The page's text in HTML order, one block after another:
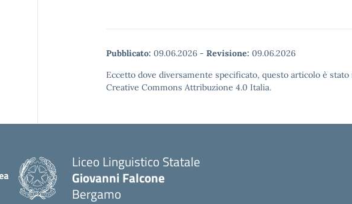
Pubblicato: 09.06.2026 - Revisione: 09.06.2026
Eccetto dove diversamente specificato, questo articolo è
Creative Commons Attribuzione 4.0 Italia.
Liceo Linguistico Statale
Giovanni Falcone
Bergamo